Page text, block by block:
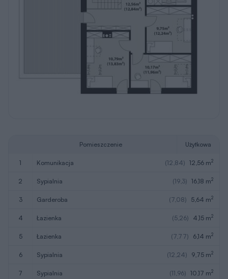
Pomieszczenie Użytkowa
1 komunikacja (12,84) 12,56 m2
2 sypialnia (19,3) 16,18 m2
3 garderoba (7,08) 5,64 m2
4 łazienka (5,26) 4,15 m2
5 łazienka (7,77) 6,14 m2
6 sypialnia (12,24) 9,75 m2
7 sypialnia (11,96) 10,17 m2